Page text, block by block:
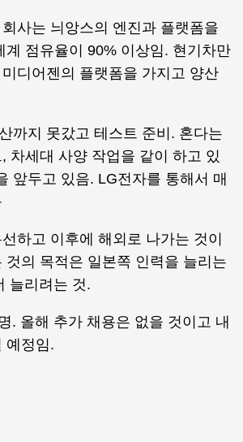
사는 늬앙스의 엔진과 플랫폼을
계 점유율이 90% 이상임. 현기차만
디어젠의 플랫폼을 가지고 양산
까지 못갔고 테스트 준비. 혼다는
차세대 사양 작업을 같이 하고 있
앞두고 있음. LG전자를 통해서 매
하고 이후에 해외로 나가는 것이
것의 목적은 일본쪽 인력을 늘리는
늘리려는 것.
. 올해 추가 채용은 없을 것이고 내
예정임.